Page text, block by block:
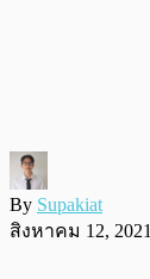
By Supakiat
สิงหาคม 12, 2021